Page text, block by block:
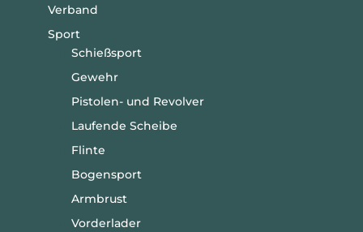
Verband
Sport
Schießsport
Gewehr
Pistolen- und Revolver
Laufende Scheibe
Flinte
Bogensport
Armbrust
Vorderlader